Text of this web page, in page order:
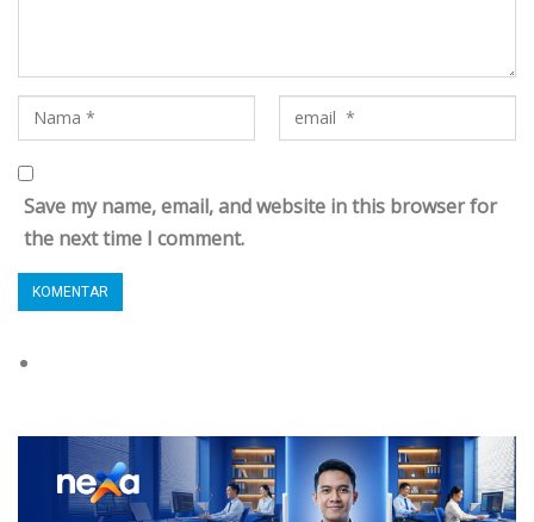
Save my name, email, and website in this browser for
the next time I comment.